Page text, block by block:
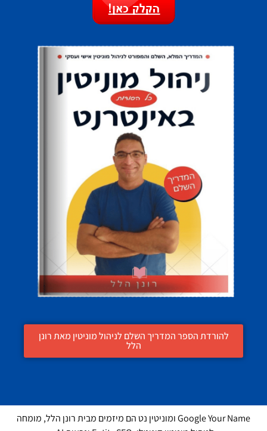
להורדת הספר המדריך השלם לניהול מוניטין מאת רונן
הלל
Google Your Name ומוניטין נט הם מיזמים מבית רונן הלל, מומחה